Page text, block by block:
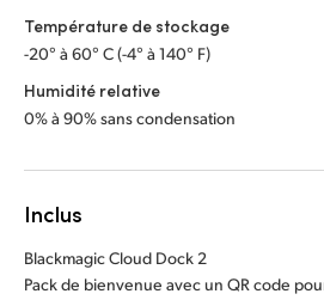
Température de stockage
-20° à 60° C (-4° à 140° F)
Humidité relative
0% à 90% sans condensation
Inclus
Blackmagic Cloud Dock 2
Pack de bienvenue avec un QR code